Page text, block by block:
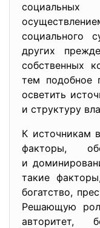
социального
других
собственных
тем подобное
осветить
и структуру
К источникам
факторы,
и
такие
богатство,
Решающую
авторитет,